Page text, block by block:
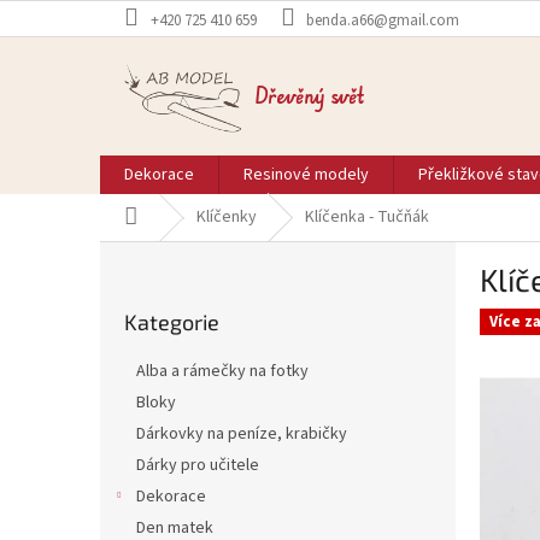
na
+420 725 410 659 benda.a66@gmail.com
Dřevěný svět
Dekorace Resinové modely Překližkové
Domů Klíčenky Klíčenka - Tučňák
kategorie
Kategorie
Alba a rámečky na fotky
Bloky
Dárkovky na peníze, krabičky
Dárky pro učitele
Dekorace
Den matek
Více